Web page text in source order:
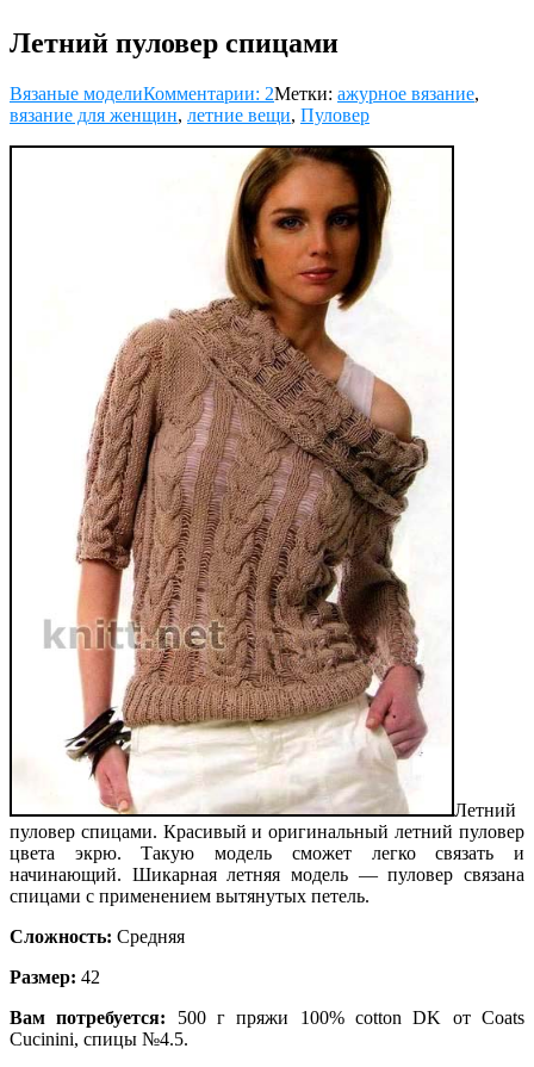
Летний пуловер спицами
Вязаные моделиКомментарии: 2Метки: ажурное вязание,
вязание для женщин, летние вещи, Пуловер
Летний
пуловер спицами. Красивый и оригинальный летний пуловер
цвета экрю. Такую модель сможет легко связать и
начинающий. Шикарная летняя модель — пуловер связана
спицами с применением вытянутых петель.
Сложность: Средняя
Размер: 42
Вам потребуется: 500 г пряжи 100% cotton DK от Coats
Cucinini, спицы №4.5.